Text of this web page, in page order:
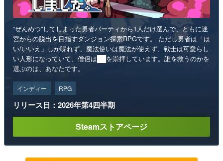
“ぜんめつ”してしまった勇者パーティから1人だけ選んで、ともに迷
宮からの脱出を目指すダンジョン探索RPGです。 ただし勇者は「は
い/いいえ」しか喋れず、魔法使いは魔法が使えず、戦士は可愛らし
い人形になっていて、僧侶は██を崇拝しています。誰を救うのかを
選ぶのは、あなたです。
インディー RPG
リリース日：2026年第4四半期
Steamストアページ